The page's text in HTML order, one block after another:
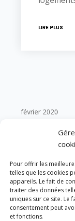
Pour offrir les
telles que les cookies
appareils. Le fait de
traiter des données
uniques sur ce site. Le
consentement peut
et fonctions.
LIRE PLUS
février 2020
M
3
4
10
11
17
18
24
25